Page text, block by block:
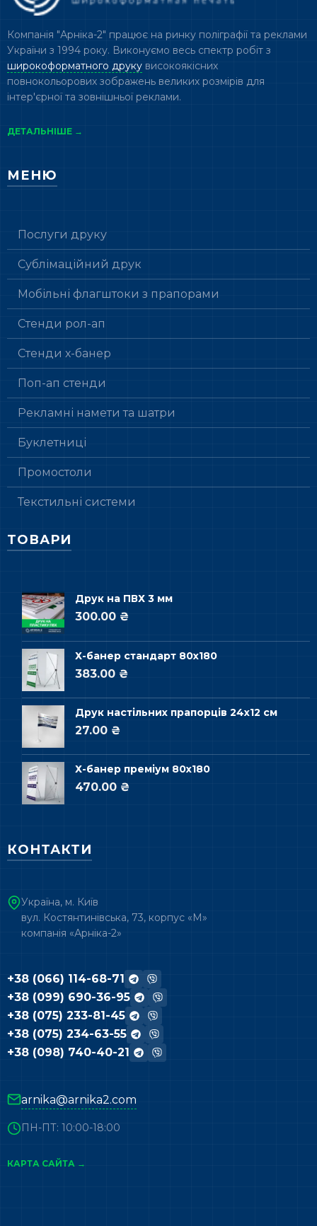
Компанія "Арніка-2" працює на ринку поліграфії та реклами
України з 1994 року. Виконуємо весь спектр робіт з
широкоформатного друкувисокоякісних
повнокольорових зображень великих розмірів для
інтер'єрної та зовнішньої реклами.
ДЕТАЛЬНІШЕ →
МЕНЮ
Послуги друку
Сублімаційний друк
Мобільні флагштоки з прапорами
Стенди рол-ап
Стенди х-банер
Поп-ап стенди
Рекламні намети та шатри
Буклетниці
Промостоли
Текстильні системи
ТОВАРИ
Друк на ПВХ 3 мм
300.00 ₴
Х-банер стандарт 80х180
383.00 ₴
Друк настільних прапорців 24х12 см
27.00 ₴
Х-банер преміум 80х180
470.00 ₴
КОНТАКТИ
Україна, м. Київ
вул. Костянтинівська, 73, корпус «М»
компанія «Арніка-2»
+38 (066) 114-68-71
+38 (099) 690-36-95
+38 (075) 233-81-45
+38 (075) 234-63-55
+38 (098) 740-40-21
arnika@arnika2.com
ПН-ПТ: 10:00-18:00
КАРТА САЙТА →